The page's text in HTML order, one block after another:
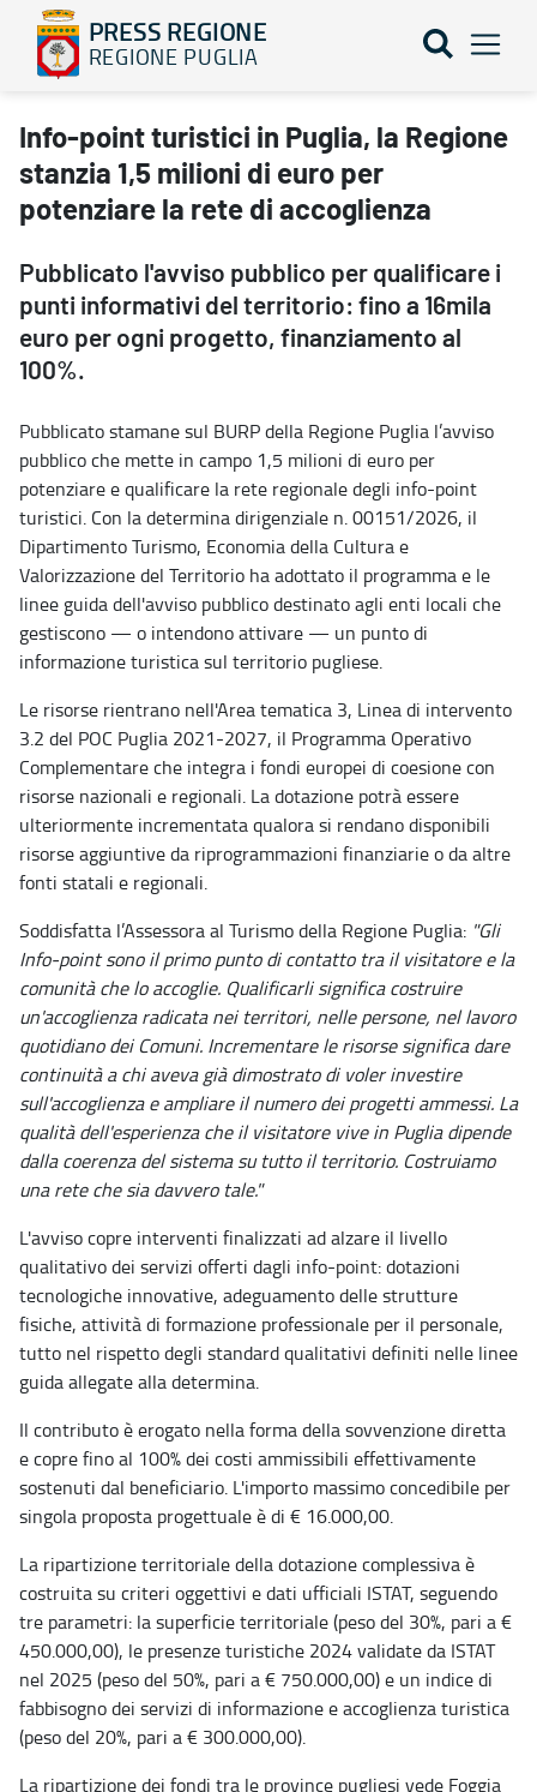
PRESS REGIONE
REGIONE PUGLIA
Info-point turistici in Puglia, la Regione stanzia 1,5 milioni di euro
Info-point turistici in Puglia, la Regione
stanzia 1,5 milioni di euro per
potenziare la rete di accoglienza
Pubblicato l'avviso pubblico per qualificare i
punti informativi del territorio: fino a 16mila
euro per ogni progetto, finanziamento al
100%.
Pubblicato stamane sul BURP della Regione Puglia l’avviso
pubblico che mette in campo 1,5 milioni di euro per
potenziare e qualificare la rete regionale degli info-point
turistici. Con la determina dirigenziale n. 00151/2026, il
Dipartimento Turismo, Economia della Cultura e
Valorizzazione del Territorio ha adottato il programma e le
linee guida dell'avviso pubblico destinato agli enti locali che
gestiscono — o intendono attivare — un punto di
informazione turistica sul territorio pugliese.
Le risorse rientrano nell'Area tematica 3, Linea di intervento
3.2 del POC Puglia 2021-2027, il Programma Operativo
Complementare che integra i fondi europei di coesione con
risorse nazionali e regionali. La dotazione potrà essere
ulteriormente incrementata qualora si rendano disponibili
risorse aggiuntive da riprogrammazioni finanziarie o da altre
fonti statali e regionali.
Soddisfatta l’Assessora al Turismo della Regione Puglia: "Gli
Info-point sono il primo punto di contatto tra il visitatore e la
comunità che lo accoglie. Qualificarli significa costruire
un'accoglienza radicata nei territori, nelle persone, nel lavoro
quotidiano dei Comuni. Incrementare le risorse significa dare
continuità a chi aveva già dimostrato di voler investire
sull'accoglienza e ampliare il numero dei progetti ammessi. La
qualità dell'esperienza che il visitatore vive in Puglia dipende
dalla coerenza del sistema su tutto il territorio. Costruiamo
una rete che sia davvero tale."
L'avviso copre interventi finalizzati ad alzare il livello
qualitativo dei servizi offerti dagli info-point: dotazioni
tecnologiche innovative, adeguamento delle strutture
fisiche, attività di formazione professionale per il personale,
tutto nel rispetto degli standard qualitativi definiti nelle linee
guida allegate alla determina.
Il contributo è erogato nella forma della sovvenzione diretta
e copre fino al 100% dei costi ammissibili effettivamente
sostenuti dal beneficiario. L'importo massimo concedibile per
singola proposta progettuale è di € 16.000,00.
La ripartizione territoriale della dotazione complessiva è
costruita su criteri oggettivi e dati ufficiali ISTAT, seguendo
tre parametri: la superficie territoriale (peso del 30%, pari a €
450.000,00), le presenze turistiche 2024 validate da ISTAT
nel 2025 (peso del 50%, pari a € 750.000,00) e un indice di
fabbisogno dei servizi di informazione e accoglienza turistica
(peso del 20%, pari a € 300.000,00).
La ripartizione dei fondi tra le province pugliesi vede Foggia